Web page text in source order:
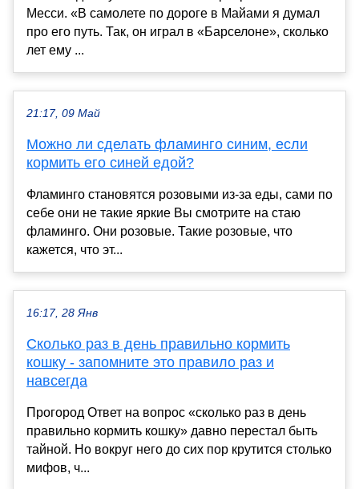
Месси. «В самолете по дороге в Майами я думал
про его путь. Так, он играл в «Барселоне», сколько
лет ему ...
21:17, 09 Май
Можно ли сделать фламинго синим, если
кормить его синей едой?
Фламинго становятся розовыми из-за еды, сами по
себе они не такие яркие Вы смотрите на стаю
фламинго. Они розовые. Такие розовые, что
кажется, что эт...
16:17, 28 Янв
Сколько раз в день правильно кормить
кошку - запомните это правило раз и
навсегда
Прогород Ответ на вопрос «сколько раз в день
правильно кормить кошку» давно перестал быть
тайной. Но вокруг него до сих пор крутится столько
мифов, ч...